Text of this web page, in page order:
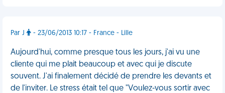
Par J - 23/06/2013 10:17 - France - Lille
Aujourd'hui, comme presque tous les jours, j'ai vu une
cliente qui me plait beaucoup et avec qui je discute
souvent. J'ai finalement décidé de prendre les devants et
de l'inviter. Le stress était tel que "Voulez-vous sortir avec